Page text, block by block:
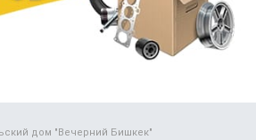
дом "Вечерний Бишкек"